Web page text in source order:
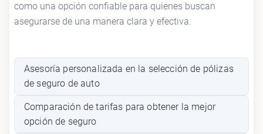
como una opción confiable para quienes buscan
asegurarse de una manera clara y efectiva.
Asesoría personalizada en la selección de pólizas
de seguro de auto
Comparación de tarifas para obtener la mejor
opción de seguro